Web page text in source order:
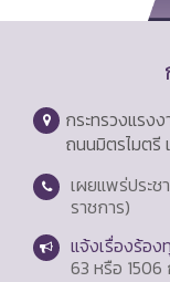
กระทรวงแรงง
ถนนมิตรไมตรี
เผยแพร่ประช
ราชการ)
แจ้งเรื่องร้อ
63 หรือ 1506